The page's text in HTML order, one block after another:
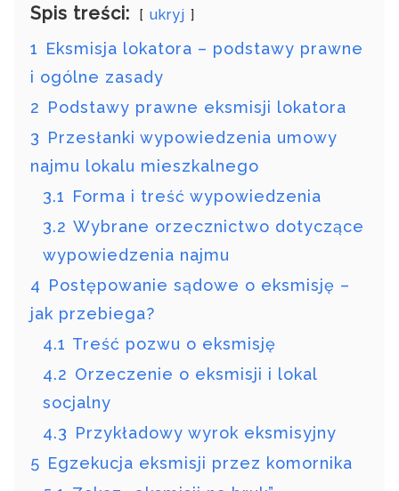
Spis treści: ukryj
1 Eksmisja lokatora – podstawy prawne
i ogólne zasady
2 Podstawy prawne eksmisji lokatora
3 Przesłanki wypowiedzenia umowy
najmu lokalu mieszkalnego
3.1 Forma i treść wypowiedzenia
3.2 Wybrane orzecznictwo dotyczące
wypowiedzenia najmu
4 Postępowanie sądowe o eksmisję –
jak przebiega?
4.1 Treść pozwu o eksmisję
4.2 Orzeczenie o eksmisji i lokal
socjalny
4.3 Przykładowy wyrok eksmisyjny
5 Egzekucja eksmisji przez komornika